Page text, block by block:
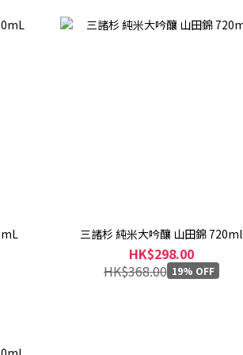
三諸杉 純米大吟釀 山田錦 720ml
HK$298.00
HK$368.00 19% OFF